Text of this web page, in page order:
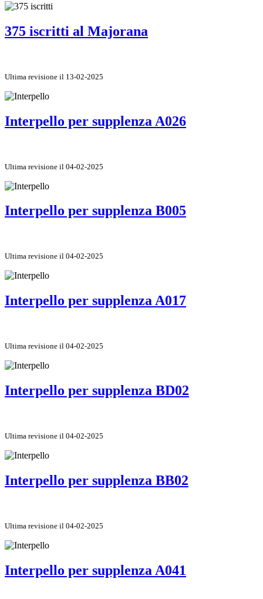
375 iscritti al Majorana
Ultima revisione il 13-02-2025
Interpello per supplenza A026
Ultima revisione il 04-02-2025
Interpello per supplenza B005
Ultima revisione il 04-02-2025
Interpello per supplenza A017
Ultima revisione il 04-02-2025
Interpello per supplenza BD02
Ultima revisione il 04-02-2025
Interpello per supplenza BB02
Ultima revisione il 04-02-2025
Interpello per supplenza A041